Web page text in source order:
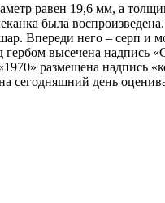
равен 19,6 мм, а
была
Впереди него – серп и
гербом высечена надпись
размещена надпись
сегодняшний день